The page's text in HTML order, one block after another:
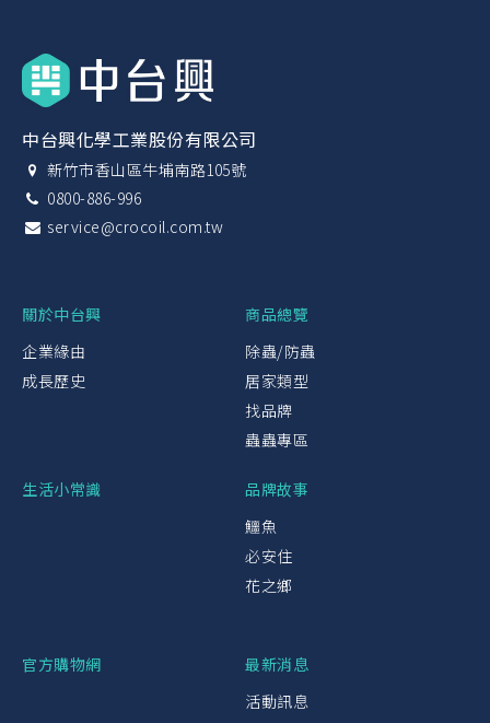
中台興化學工業股份有限公司
新竹市香山區牛埔南路105號
0800-886-996
service@crocoil.com.tw
關於中台興
企業緣由
成長歷史
商品總覽
除蟲/防蟲
居家類型
找品牌
蟲蟲專區
生活小常識
品牌故事
鱷魚
必安住
花之鄉
官方購物網
最新消息
活動訊息